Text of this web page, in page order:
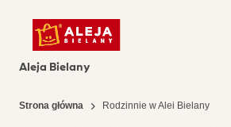
Aleja Bielany
Strona główna Rodzinnie w Alei Bielany